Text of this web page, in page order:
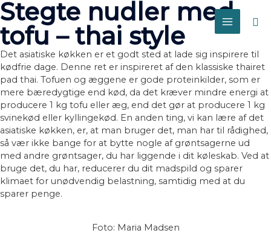
MAIN
MENU
Stegte nudler med
tofu – thai style
Det asiatiske køkken er et godt sted at lade sig inspirere til
kødfrie dage. Denne ret er inspireret af den klassiske thairet
pad thai. Tofuen og æggene er gode proteinkilder, som er
mere bæredygtige end kød, da det kræver mindre energi at
producere 1 kg tofu eller æg, end det gør at producere 1 kg
svinekød eller kyllingekød. En anden ting, vi kan lære af det
asiatiske køkken, er, at man bruger det, man har til rådighed,
så vær ikke bange for at bytte nogle af grøntsagerne ud
med andre grøntsager, du har liggende i dit køleskab. Ved at
bruge det, du har, reducerer du dit madspild og sparer
klimaet for unødvendig belastning, samtidig med at du
sparer penge.
Foto: Maria Madsen